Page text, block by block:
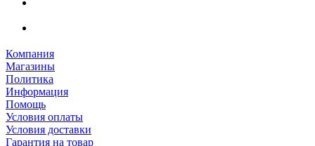
Компания
Магазины
Политика
Информация
Помощь
Условия оплаты
Условия доставки
Гарантия на товар